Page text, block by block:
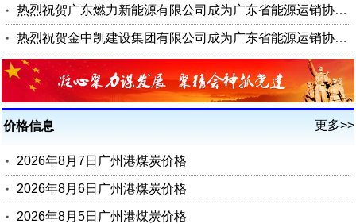
热烈祝贺广东燃力新能源有限公司成为广东省能源运销协会理事单位
热烈祝贺金中凯建设集团有限公司成为广东省能源运销协会会员单位
更多>>
价格信息
2026年8月7日广州港煤炭价格
2026年8月6日广州港煤炭价格
2026年8月5日广州港煤炭价格